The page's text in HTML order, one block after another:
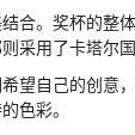
合。奖杯的整
采用了卡塔尔
望自己的创意
色彩。